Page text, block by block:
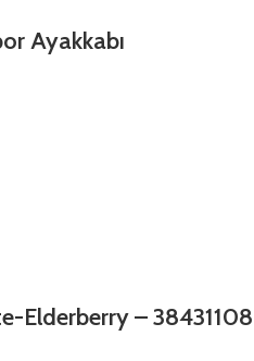
Ayakkabı
Elderberry – 38431108